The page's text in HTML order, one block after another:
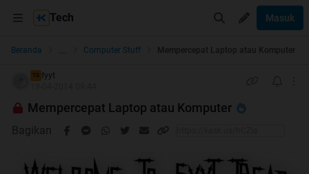
Tech Masuk
Beranda ... Computer Stuff Mempercepat Laptop atau Komputer
TS
fyyt
Mempercepat Laptop atau Komputer
Bagikan